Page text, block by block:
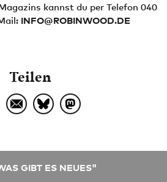
kannst du per Telefon 040
INFO@ROBINWOOD.DE
Teilen
GIBT ES NEUES"